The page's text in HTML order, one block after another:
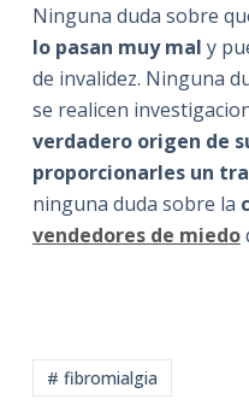
Ninguna duda sobre
lo pasan muy mal y
de invalidez. Ninguna
se realicen
verdadero origen de
proporcionarles un
ninguna duda sobre la
vendedores de miedo
# fibromialgia